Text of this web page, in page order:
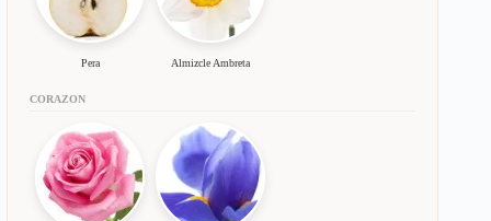
Pera Almizcle Ambreta
CORAZON